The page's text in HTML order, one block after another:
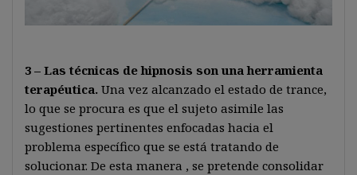
3 – Las técnicas de hipnosis son una herramienta
terapéutica. Una vez alcanzado el estado de trance,
lo que se procura es que el sujeto asimile las
sugestiones pertinentes enfocadas hacia el
problema específico que se está tratando de
solucionar. De esta manera , se pretende consolidar